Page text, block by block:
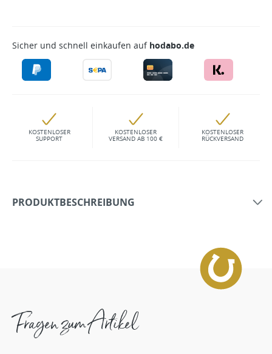
Sicher und schnell einkaufen auf hodabo.de
KOSTENLOSER
SUPPORT
KOSTENLOSER
VERSAND AB 100 €
KOSTENLOSER
RÜCKVERSAND
PRODUKTBESCHREIBUNG
Fragen zum Artikel